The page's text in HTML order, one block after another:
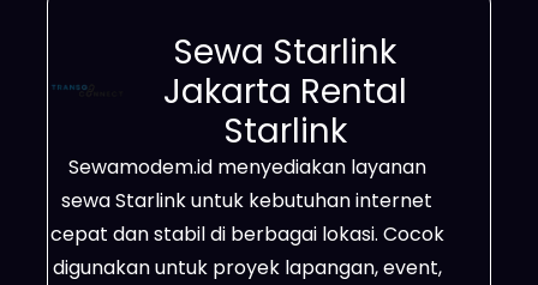
penggunaan pribadi dengan
sistem sewa yang fleksibel. Selain
itu, jaringan Starlink mampu
menjangkau area terpencil,
wilayah dengan sinyal terbatas,
hingga…
Sewa Starlink
Jakarta Rental
Starlink
Sewamodem.id menyediakan layanan
sewa Starlink untuk kebutuhan internet
cepat dan stabil di berbagai lokasi. Cocok
digunakan untuk proyek lapangan, event,